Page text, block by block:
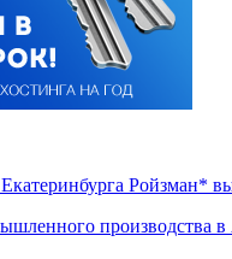
Ройзман*
производства в